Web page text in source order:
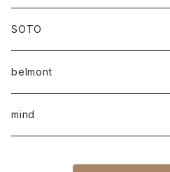
SOTO
belmont
mind